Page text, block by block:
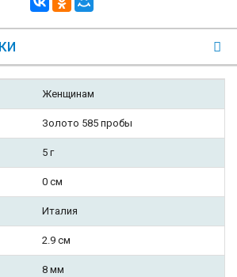
Женщинам
Золото 585 пробы
5 г
0 см
Италия
2.9 см
8 мм